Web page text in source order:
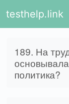
testhelp.link
189. На
политика?